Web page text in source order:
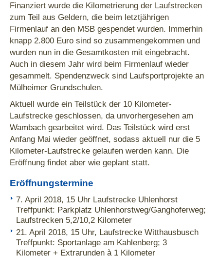
Finanziert wurde die Kilometrierung der Laufstrecken
zum Teil aus Geldern, die beim letztjährigen
Firmenlauf an den MSB gespendet wurden. Immerhin
knapp 2.800 Euro sind so zusammengekommen und
wurden nun in die Gesamtkosten mit eingebracht.
Auch in diesem Jahr wird beim Firmenlauf wieder
gesammelt. Spendenzweck sind Laufsportprojekte an
Mülheimer Grundschulen.
Aktuell wurde ein Teilstück der 10 Kilometer-
Laufstrecke geschlossen, da unvorhergesehen am
Wambach gearbeitet wird. Das Teilstück wird erst
Anfang Mai wieder geöffnet, sodass aktuell nur die 5
Kilometer-Laufstrecke gelaufen werden kann. Die
Eröffnung findet aber wie geplant statt.
Eröffnungstermine
7. April 2018, 15 Uhr Laufstrecke Uhlenhorst
Treffpunkt: Parkplatz Uhlenhorstweg/Ganghoferweg;
Laufstrecken 5,2/10,2 Kilometer
21. April 2018, 15 Uhr, Laufstrecke Witthausbusch
Treffpunkt: Sportanlage am Kahlenberg; 3
Kilometer + Extrarunden à 1 Kilometer